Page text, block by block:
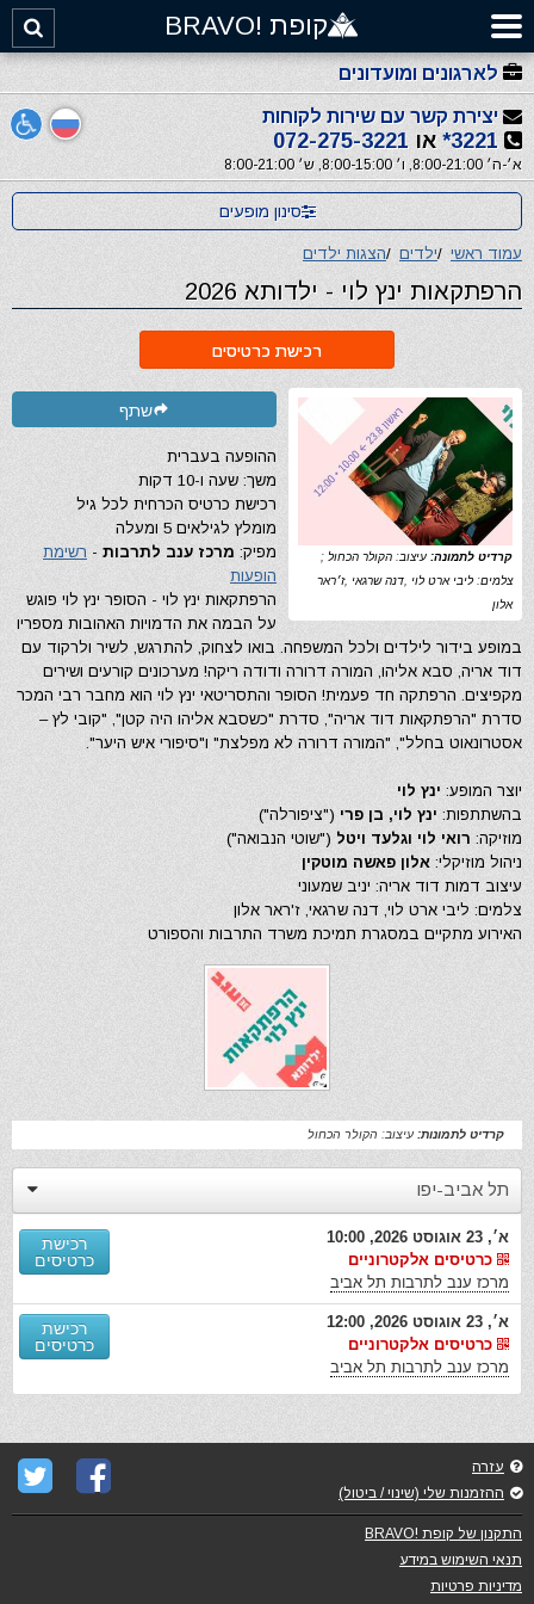
קופת !BRAVO
לארגונים ומועדונים
יצירת קשר עם שירות לקוחות
3221* או 072-275-3221
א׳-ה׳ 8:00-21:00, ו׳ 8:00-15:00, ש׳ 8:00-21:00
סינון מופעים
עמוד ראשי /ילדים /הצגות ילדים
הרפתקאות ינץ לוי - ילדותא 2026
רכישת כרטיסים
קרדיט לתמונה: עיצוב: הקולר הכחול ;
צלמים: ליבי ארט לוי ,דנה שרגאי ,ז׳ראר
אלון
שתף
ההופעה בעברית
משך: שעה ו-10 דקות
רכישת כרטיס הכרחית לכל גיל
מומלץ לגילאים 5 ומעלה
מפיק: מרכז ענב לתרבות - רשימת
הופעות
הרפתקאות ינץ לוי - הסופר ינץ לוי פוגש
על הבמה את הדמויות האהובות מספריו
במופע בידור לילדים ולכל המשפחה. בואו לצחוק, להתרגש, לשיר ולרקוד עם
דוד אריה, סבא אליהו, המורה דרורה ודודה ריקה! מערכונים קורעים ושירים
מקפיצים. הרפתקה חד פעמית! הסופר והתסריטאי ינץ לוי הוא מחבר רבי המכר
סדרת "הרפתקאות דוד אריה", סדרת "כשסבא אליהו היה קטן", "קובי לץ –
אסטרונאוט בחלל", "המורה דרורה לא מפלצת" ו"סיפורי איש היער".
יוצר המופע: ינץ לוי
בהשתתפות: ינץ לוי, בן פרי ("ציפורלה")
מוזיקה: רואי לוי וגלעד ויטל ("שוטי הנבואה")
ניהול מוזיקלי: אלון פאשה מוטקין
עיצוב דמות דוד אריה: יניב שמעוני
צלמים: ליבי ארט לוי, דנה שרגאי, ז'ראר אלון
האירוע מתקיים במסגרת תמיכת משרד התרבות והספורט
קרדיט לתמונות: עיצוב: הקולר הכחול
תל אביב-יפו
א׳, 23 אוגוסט 2026, 10:00
כרטיסים אלקטרוניים
מרכז ענב לתרבות תל אביב
רכישת
כרטיסים
א׳, 23 אוגוסט 2026, 12:00
כרטיסים אלקטרוניים
מרכז ענב לתרבות תל אביב
רכישת
כרטיסים
עזרה
ההזמנות שלי (שינוי / ביטול)
התקנון של קופת !BRAVO
תנאי השימוש במידע
מדיניות פרטיות